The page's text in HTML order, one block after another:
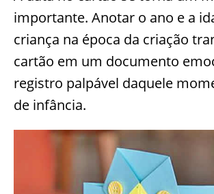
importante. Anotar o ano e a
criança na época da criação
cartão em um documento
registro palpável daquele
de infância.